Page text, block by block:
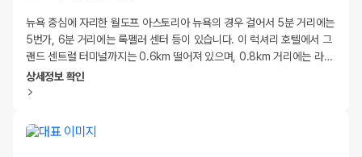
뉴욕 중심에 자리한 월도프 아스토리아 뉴욕의 경우 걸어서 5분 거리에는
5번가, 6분 거리에는 록펠러 센터 등이 있습니다. 이 럭셔리 호텔에서 그
랜드 센트럴 터미널까지는 0.6km 떨어져 있으며, 0.8km 거리에는 라…
상세정보 확인